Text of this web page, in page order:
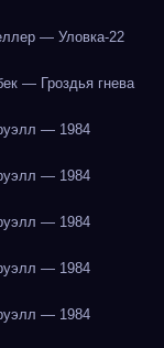
— Уловка-22
— Гроздья гнева
— 1984
— 1984
— 1984
— 1984
— 1984